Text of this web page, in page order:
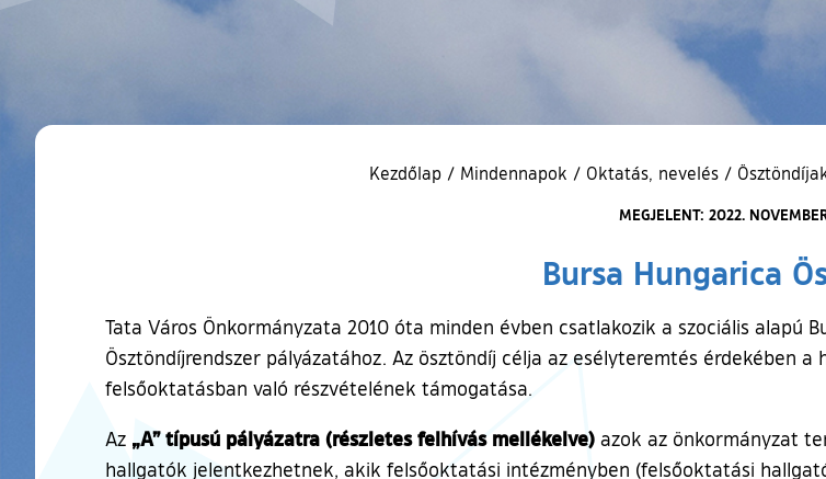
Kezdőlap / Mindennapok / Oktatás, nevelés /
MEGJELENT: 2022.
Bursa Hungarica
Tata Város Önkormányzata 2010 óta minden évben csatlakozik a szociális alapú
Ösztöndíjrendszer pályázatához. Az ösztöndíj célja az esélyteremtés érdekében
felsőoktatásban való részvételének támogatása.
Az „A” típusú pályázatra (részletes felhívás mellékelve) azok az önkormányzat
hallgatók jelentkezhetnek, akik felsőoktatási intézményben (felsőoktatási